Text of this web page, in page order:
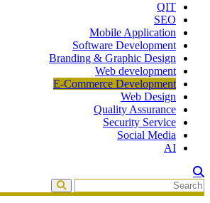
QIT
SEO
Mobile Application
Software Development
Branding & Graphic Design
Web development
E-Commerce Development
Web Design
Quality Assurance
Security Service
Social Media
AI